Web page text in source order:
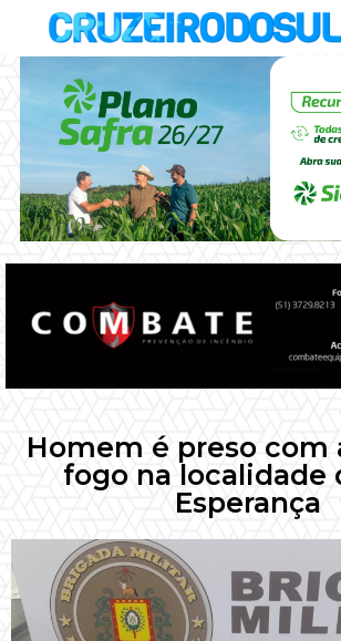
Homem é preso com
fogo na localidade
Esperança